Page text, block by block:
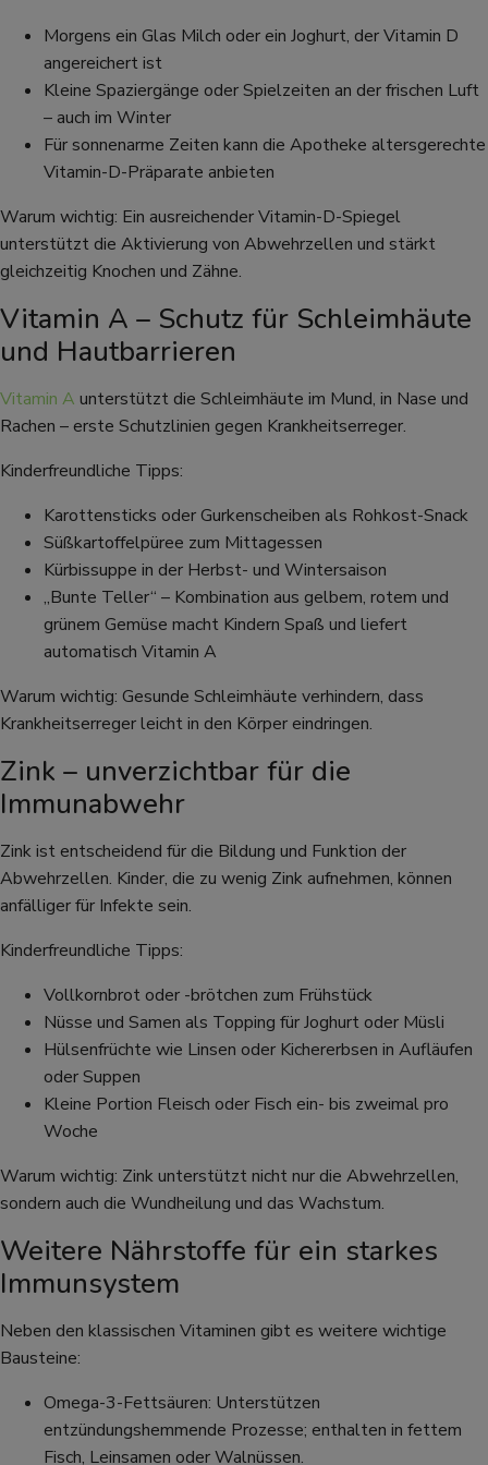
Morgens ein Glas Milch oder ein Joghurt, der Vitamin D
angereichert ist
Kleine Spaziergänge oder Spielzeiten an der frischen Luft
– auch im Winter
Für sonnenarme Zeiten kann die Apotheke altersgerechte
Vitamin-D-Präparate anbieten
Warum wichtig: Ein ausreichender Vitamin-D-Spiegel
unterstützt die Aktivierung von Abwehrzellen und stärkt
gleichzeitig Knochen und Zähne.
Vitamin A – Schutz für Schleimhäute
und Hautbarrieren
Vitamin A unterstützt die Schleimhäute im Mund, in Nase und
Rachen – erste Schutzlinien gegen Krankheitserreger.
Kinderfreundliche Tipps:
Karottensticks oder Gurkenscheiben als Rohkost-Snack
Süßkartoffelpüree zum Mittagessen
Kürbissuppe in der Herbst- und Wintersaison
„Bunte Teller“ – Kombination aus gelbem, rotem und
grünem Gemüse macht Kindern Spaß und liefert
automatisch Vitamin A
Warum wichtig: Gesunde Schleimhäute verhindern, dass
Krankheitserreger leicht in den Körper eindringen.
Zink – unverzichtbar für die
Immunabwehr
Zink ist entscheidend für die Bildung und Funktion der
Abwehrzellen. Kinder, die zu wenig Zink aufnehmen, können
anfälliger für Infekte sein.
Kinderfreundliche Tipps:
Vollkornbrot oder -brötchen zum Frühstück
Nüsse und Samen als Topping für Joghurt oder Müsli
Hülsenfrüchte wie Linsen oder Kichererbsen in Aufläufen
oder Suppen
Kleine Portion Fleisch oder Fisch ein- bis zweimal pro
Woche
Warum wichtig: Zink unterstützt nicht nur die Abwehrzellen,
sondern auch die Wundheilung und das Wachstum.
Weitere Nährstoffe für ein starkes
Immunsystem
Neben den klassischen Vitaminen gibt es weitere wichtige
Bausteine:
Omega-3-Fettsäuren: Unterstützen
entzündungshemmende Prozesse; enthalten in fettem
Fisch, Leinsamen oder Walnüssen.